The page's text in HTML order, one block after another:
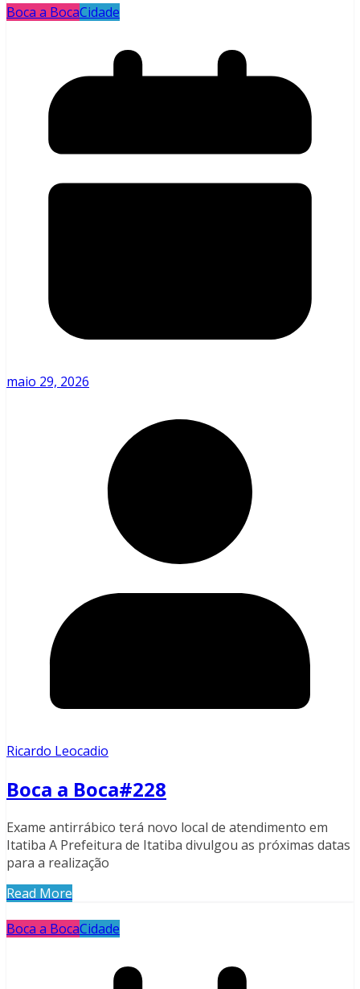
Boca a BocaCidade
maio 29, 2026
Ricardo Leocadio
Boca a Boca#228
Exame antirrábico terá novo local de atendimento em
Itatiba A Prefeitura de Itatiba divulgou as próximas datas
para a realização
Read More
Boca a BocaCidade